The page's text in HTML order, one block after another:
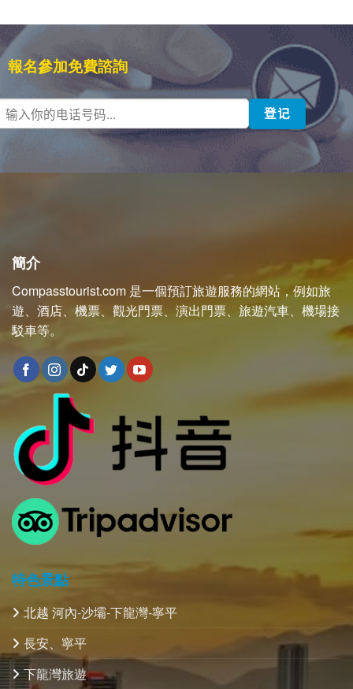
報名參加免費諮詢
簡介
Compasstourist.com 是一個預訂旅遊服務的網站，例如旅
遊、酒店、機票、觀光門票、演出門票、旅遊汽車、機場接
駁車等。
特色景點
北越 河內-沙壩-下龍灣-寧平
長安、寧平
下龍灣旅遊